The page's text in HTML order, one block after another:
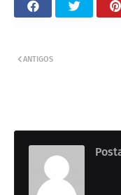
ANTIGOS